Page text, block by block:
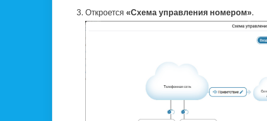
Откроется «Схема управления номером».